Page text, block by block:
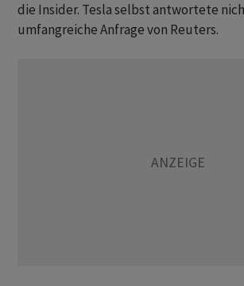
die Insider. Tesla selbst antwortete
umfangreiche Anfrage von ‌Reuters.